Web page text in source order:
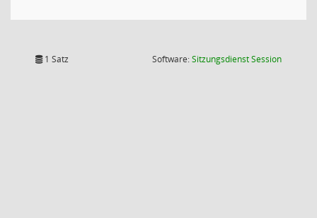
1 Satz Software:SitzungsdienstSession(Wird in